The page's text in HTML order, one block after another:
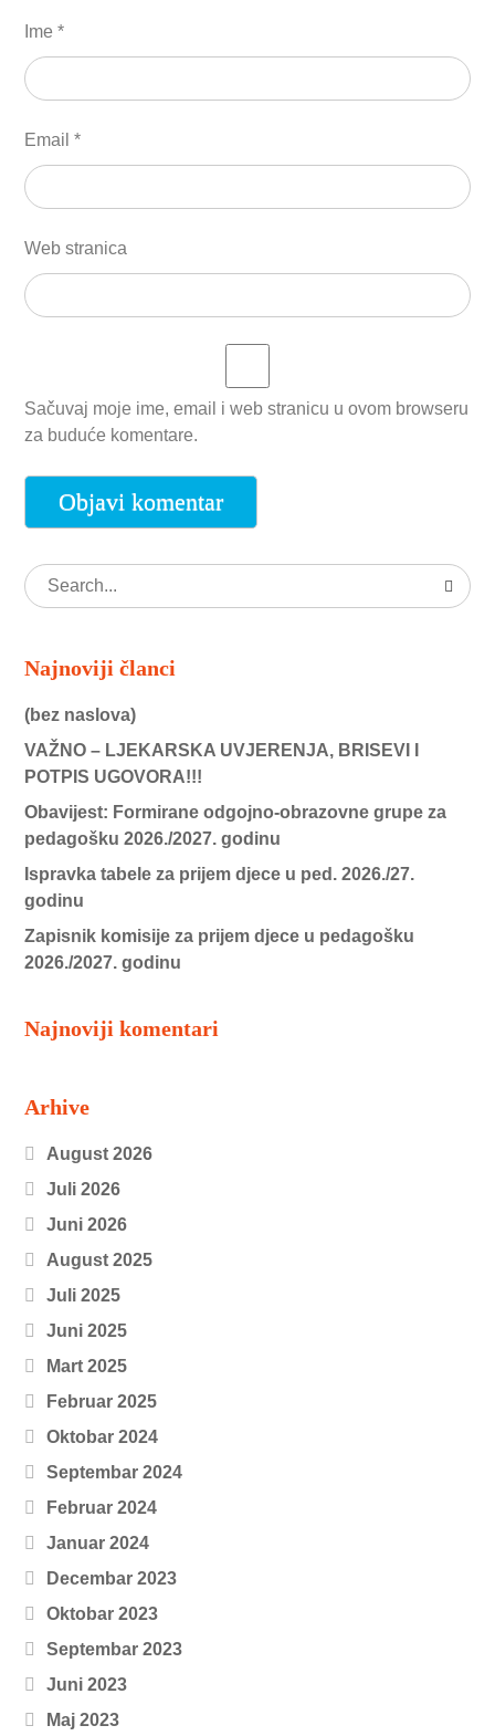
Ime*
Email*
Web stranica
Sačuvaj moje ime, email i web stranicu u ovom browseru
za buduće komentare.
Najnoviji članci
(bez naslova)
VAŽNO – LJEKARSKA UVJERENJA, BRISEVI I
POTPIS UGOVORA!!!
Obavijest: Formirane odgojno-obrazovne grupe za
pedagošku 2026./2027. godinu
Ispravka tabele za prijem djece u ped. 2026./27.
godinu
Zapisnik komisije za prijem djece u pedagošku
2026./2027. godinu
Najnoviji komentari
Arhive
August 2026
Juli 2026
Juni 2026
August 2025
Juli 2025
Juni 2025
Mart 2025
Februar 2025
Oktobar 2024
Septembar 2024
Februar 2024
Januar 2024
Decembar 2023
Oktobar 2023
Septembar 2023
Juni 2023
Maj 2023